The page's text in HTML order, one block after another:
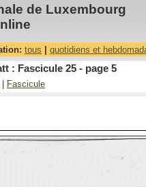
de Luxembourg
tous quotidiens et
: Fascicule 25 - page 5
Fascicule